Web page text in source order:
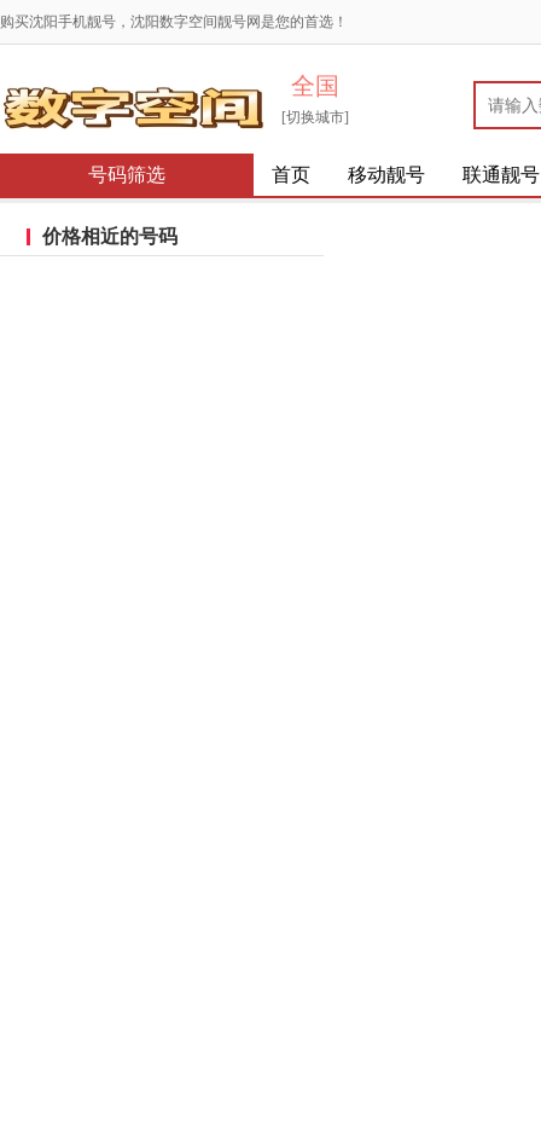
购买沈阳手机靓号，沈阳数字空间靓号网是您的首选！
全国
[切换城市]
号码筛选 首页 移动靓号 联通靓号
价格相近的号码